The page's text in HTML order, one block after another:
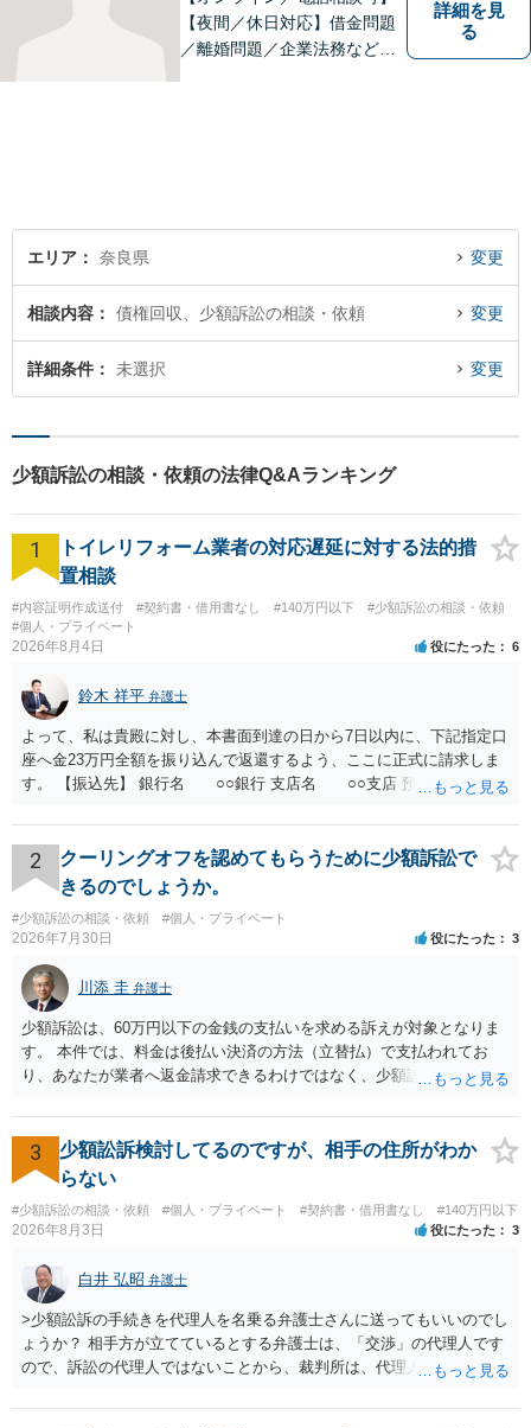
【夜間／休日対応】借金問題
／離婚問題／企業法務など幅
談ください。
詳細を見
る
エリア 奈良県 変更
相談内容 債権回収、少額訴訟の相談・依頼 変更
詳細条件 未選択 変更
少額訴訟の相談・依頼の法律Q&Aランキング
1
トイレリフォーム業者の対応遅延に対する法的措
置相談
#内容証明作成送付 #契約書・借用書なし #140万円以下
#少額訴訟の相談・依頼
#個人・プライベート
2026年8月4日 役にたった 6
鈴木 祥平 弁護士
よって、私は貴殿に対し、本書面到達の日から7日以内に、下記指定口
座へ金23万円全額を振り込んで返還するよう、ここに正式に請求しま
す。 【振込先】 銀行名 ○○銀行 支店名 ○○支店 預金種別 普通
されない場合には、貴殿には任意に返金する意思がないものと判断
し、やむを得ず、返還金23万円及びこれに対する遅延損害金の支払い
を求める民事訴訟、支払督促その他必要な法的手続を直ちに講じま
す。 その際には、訴訟に要する費用その他法令上認められる金員につ
いても併せて請求する予定ですので、あらかじめ申し添えます。 本件
は、貴殿自らが契約を解約したことによって生じた返還義務の履行を
求めるものにすぎません。貴殿の仕入先との取引関係や返金時期など
の内部事情は、私に対する返還義務の発生や履行時期には何ら影響を
及ぼすものではありません。 これ以上、本件の解決を不必要に遅延さ
せることなく、誠意をもって速やかに返金手続を履行されるよう、強
く求めます。 以上
2
クーリングオフを認めてもらうために少額訴訟で
きるのでしょうか。
#少額訴訟の相談・依頼 #個人・プライベート
2026年7月30日 役にたった 3
川添 圭 弁護士
少額訴訟は、60万円以下の金銭の支払いを求める訴えが対象となりま
す。 本件では、料金は後払い決済の方法（立替払）で支払われてお
り、あなたが業者へ返金請求できるわけではなく、少額訴訟は使えな
在確認請求訴訟を提起することも考えられますが、まずは後払い決済
業者へ（原契約のクーリング・オフの証拠の写しとともに）支払拒絶
の通知書を送り、もし訴訟や支払督促を行ってきた場合には全面的に
争う、というやり方がベターではないかと思います。弁護士会の相談
センター等で、消費者問題に強い弁護士（消費者保護委員会に所属し
ているなど）へ相談されることをお勧めします。
3
少額訟訴検討してるのですが、相手の住所がわか
らない
#少額訴訟の相談・依頼 #個人・プライベート #契約書・借用書なし #140万円以下
2026年8月3日 役にたった 3
白井 弘昭 弁護士
>少額訟訴の手続きを代理人を名乗る弁護士さんに送ってもいいのでし
ょうか？ 相手方が立てているとする弁護士は、「交渉」の代理人です
ので、訴訟の代理人ではないことから、裁判所は、代理人宛ての訴状
ている場合は、相手方（被告）の住所で訴状を作成提出し、裁判所に